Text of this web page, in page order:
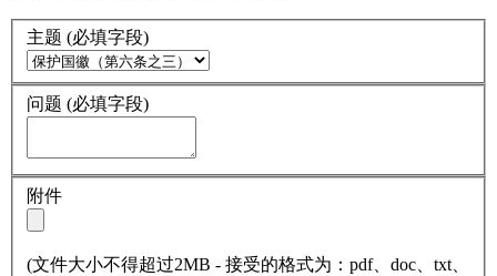
主题 (必填字段)
问题 (必填字段)
附件
(文件大小不得超过2MB - 接受的格式为：pdf、doc、txt、